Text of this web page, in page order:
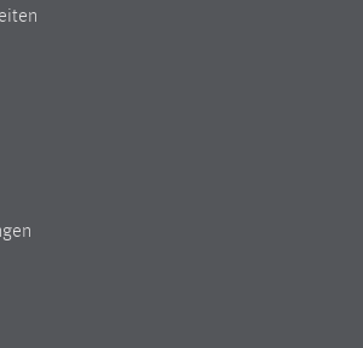
_pk_id, _pk_ses
personalisierte Werbung anzuzeigen.